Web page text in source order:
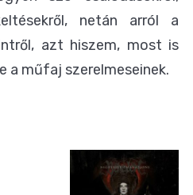
netán arról a
azt hiszem, most is
a műfaj szerelmeseinek.